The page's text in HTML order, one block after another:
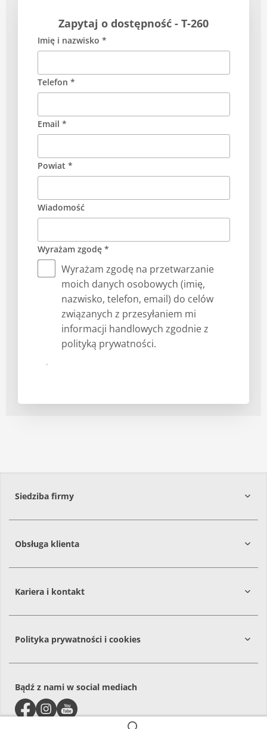
Zapytaj o dostępność - T-260
Imię i nazwisko *
Telefon *
Email *
Powiat *
Wiadomość
Wyrażam zgodę *
Wyrażam zgodę na przetwarzanie
moich danych osobowych (imię,
nazwisko, telefon, email) do celów
związanych z przesyłaniem mi
informacji handlowych zgodnie z
polityką prywatności.
Prześlij
Siedziba firmy
Obsługa klienta
Kariera i kontakt
Polityka prywatności i cookies
Bądź z nami w social mediach